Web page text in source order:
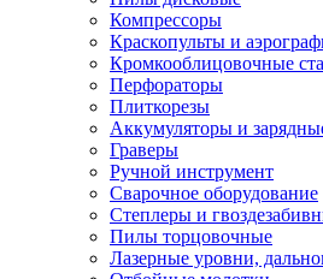
Компрессоры
Краскопульты и
Кромкооблицовочные
Перфораторы
Плиткорезы
Аккумуляторы и
Граверы
Ручной инструмент
Сварочное оборудование
Степлеры и
Пилы торцовочные
Лазерные уровни,